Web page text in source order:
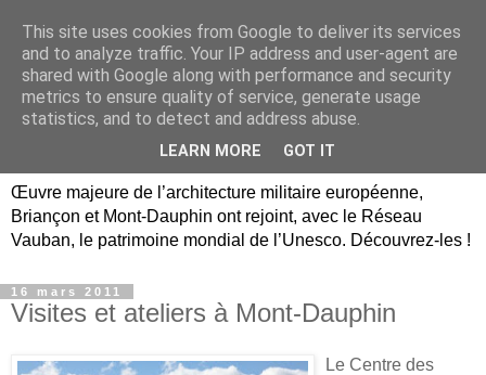
Briançon, Mont-Dauphin,
Vauban Unesco Hautes-
Œuvre majeure de l’architecture militaire européenne,
Briançon et Mont-Dauphin ont rejoint, avec le Réseau
Vauban, le patrimoine mondial de l’Unesco. Découvrez-les !
16 mars 2011
Visites et ateliers à Mont-Dauphin
Le Centre des
This site uses cookies from Google to deliver its services
and to analyze traffic. Your IP address and user-agent are
shared with Google along with performance and security
metrics to ensure quality of service, generate usage
statistics, and to detect and address abuse.
LEARN MORE GOT IT